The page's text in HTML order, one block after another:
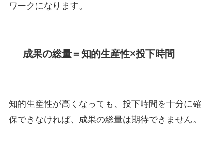
ワークになります。
成果の総量＝知的生産性×投下時間
知的生産性が高くなっても、投下時間を十分に確
保できなければ、成果の総量は期待できません。